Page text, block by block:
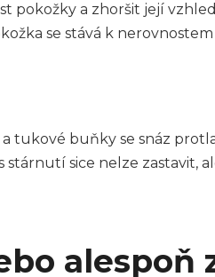
pokožky a zhoršit její
se stává k
tukové buňky se snáz
sice nelze zastavit,